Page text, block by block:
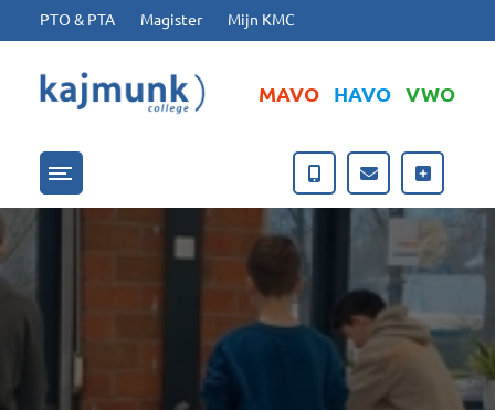
Ga naar hoofdinhoud
Ga naar footer
PTO & PTA Magister Mijn KMC
MAVO HAVO VWO
Menu openen/sluiten